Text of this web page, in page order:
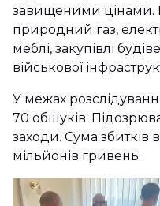
завищеними цінами.
природний газ,
меблі, закупівлі
військової
У межах
70 обшуків.
заходи. Сума збитків
мільйонів гривень.